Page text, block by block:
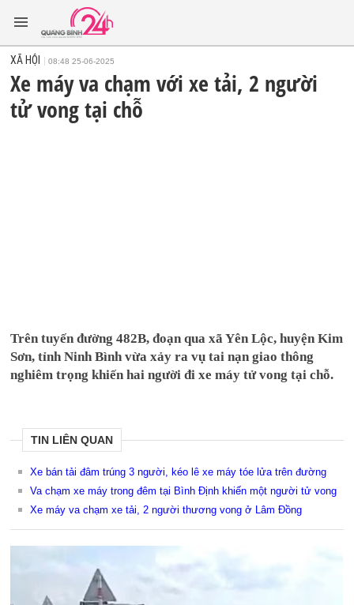
XÃ HỘI 08:48 25-06-2025
Xe máy va chạm với xe tải, 2 người
tử vong tại chỗ
Trên tuyến đường 482B, đoạn qua xã Yên Lộc, huyện Kim
Sơn, tỉnh Ninh Bình vừa xảy ra vụ tai nạn giao thông
nghiêm trọng khiến hai người đi xe máy tử vong tại chỗ.
TIN LIÊN QUAN
Xe bán tải đâm trúng 3 người, kéo lê xe máy tóe lửa trên đường
Va chạm xe máy trong đêm tại Bình Định khiến một người tử vong
Xe máy va chạm xe tải, 2 người thương vong ở Lâm Đồng